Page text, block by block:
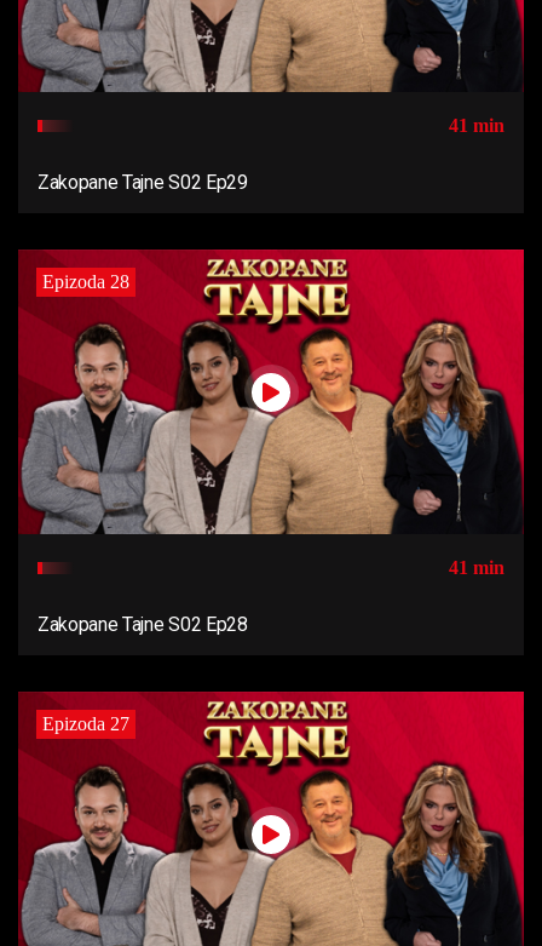
41 min
Zakopane Tajne S02 Ep29
Epizoda 28
41 min
Zakopane Tajne S02 Ep28
Epizoda 27